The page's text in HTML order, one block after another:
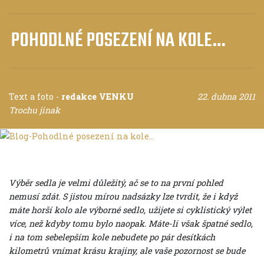
POHODLNÉ POSEZENÍ NA KOLE…
Text a foto - redakce VENKU
22. dubna 2011
Trochu jinak
Výběr sedla je velmi důležitý, ač se to na první pohled
nemusí zdát. S jistou mírou nadsázky lze tvrdit, že i když
máte horší kolo ale výborné sedlo, užijete si cyklistický výlet
více, než kdyby tomu bylo naopak. Máte-li však špatné sedlo,
i na tom sebelepším kole nebudete po pár desítkách
kilometrů vnímat krásu krajiny, ale vaše pozornost se bude